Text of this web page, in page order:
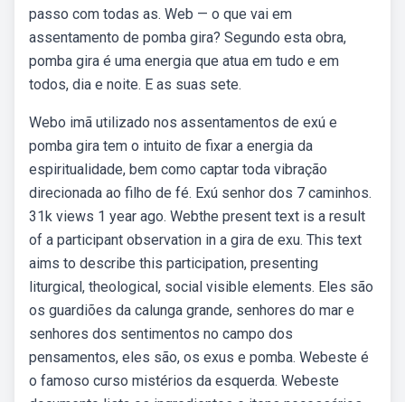
passo com todas as. Web — o que vai em
assentamento de pomba gira? Segundo esta obra,
pomba gira é uma energia que atua em tudo e em
todos, dia e noite. E as suas sete.
Webo imã utilizado nos assentamentos de exú e
pomba gira tem o intuito de fixar a energia da
espiritualidade, bem como captar toda vibração
direcionada ao filho de fé. Exú senhor dos 7 caminhos.
31k views 1 year ago. Webthe present text is a result
of a participant observation in a gira de exu. This text
aims to describe this participation, presenting
liturgical, theological, social visible elements. Eles são
os guardiões da calunga grande, senhores do mar e
senhores dos sentimentos no campo dos
pensamentos, eles são, os exus e pomba. Webeste é
o famoso curso mistérios da esquerda. Webeste